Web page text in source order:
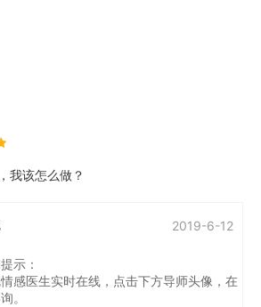
我该怎么做？
2019-6-12
示：
感医生实时在线，点击下方导师头像，在
。